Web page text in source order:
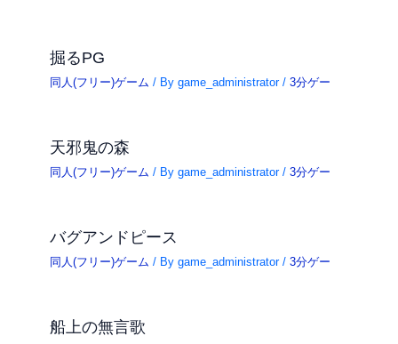
掘るPG
同人(フリー)ゲーム / Bygame_administrator/3分ゲー
天邪鬼の森
同人(フリー)ゲーム / Bygame_administrator/3分ゲー
バグアンドピース
同人(フリー)ゲーム / Bygame_administrator/3分ゲー
船上の無言歌